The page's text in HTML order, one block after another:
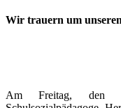
Wir trauern um
Am Freitag, den